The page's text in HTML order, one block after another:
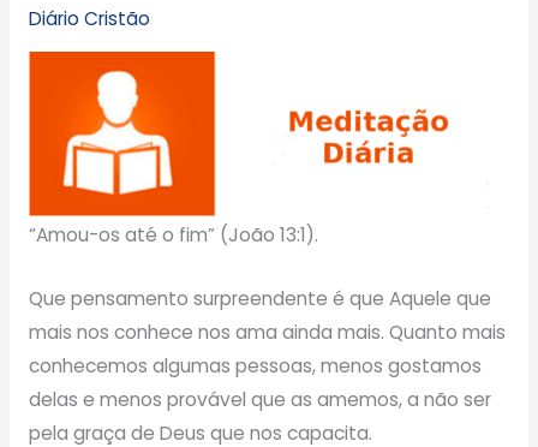
Diário Cristão
“Amou-os até o fim” (João 13:1).
Que pensamento surpreendente é que Aquele que
mais nos conhece nos ama ainda mais. Quanto mais
conhecemos algumas pessoas, menos gostamos
delas e menos provável que as amemos, a não ser
pela graça de Deus que nos capacita.